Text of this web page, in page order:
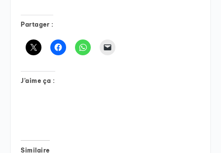
Partager :
J’aime ça :
Similaire